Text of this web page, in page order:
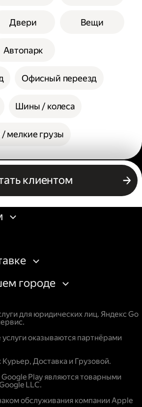
Двери Вещи
Автопарк
Офисный переезд
Шины / колеса
мелкие грузы
клиентом
Россия
городе
для юридических лиц. Яндекс Go
оказываются партнёрами
Доставка и Грузовой.
Google Play являются товарными
LLC.
обслуживания компании Apple